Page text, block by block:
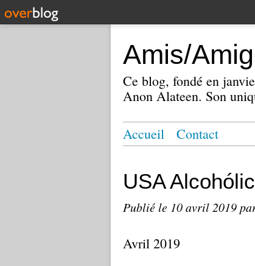
Amis/
Ce blog, fondé en
Anon Alateen. Son
Accueil Contact
USA
Publié le 10 avril 2019
Avril 2019